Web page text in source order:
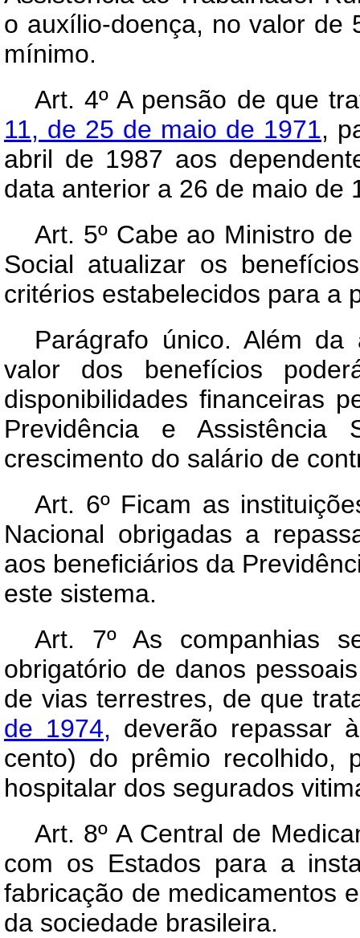
o auxílio-doença, no valor de
mínimo.
Art. 4º A pensão de que
11, de 25 de maio de 1971,
abril de 1987 aos
data anterior a 26 de maio de
Art. 5º Cabe ao Ministro
Social atualizar os
critérios estabelecidos para a
Parágrafo único. Além
valor dos benefícios
disponibilidades financeiras
Previdência e Assistência
crescimento do salário de
Art. 6º Ficam as
Nacional obrigadas a
aos beneficiários da
este sistema.
Art. 7º As companhias
obrigatório de danos
de vias terrestres, de que
de 1974, deverão repassar
cento) do prêmio recolhido,
hospitalar dos segurados
Art. 8º A Central de
com os Estados para a
fabricação de medicamentos
da sociedade brasileira.